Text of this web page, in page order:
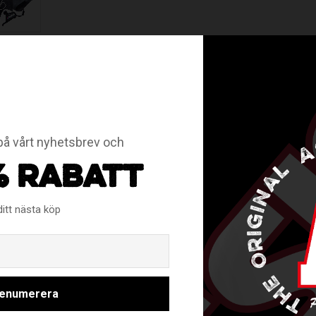
FAT PIPE
Spara
30%
Spara
30%
vårt nyhetsbrev och
RABATT
nästa köp